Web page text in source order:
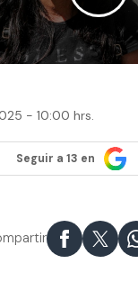
- 10:00 hrs.
Seguir a 13 en